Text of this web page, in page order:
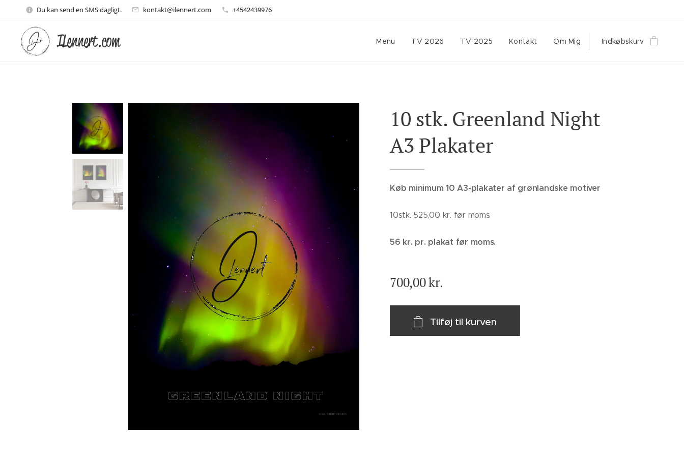
Du kan send en SMS dagligt. kontakt@ilennert.com +4542439976
ILennert.com Menu TV 2026 TV 2025 Kontakt Om Mig Indkøbskurv
10 stk. Greenland Night
A3 Plakater
Køb minimum 10 A3-plakater af grønlandske motiver
10stk. 525,00 kr. før moms
56 kr. pr. plakat før moms.
700,00kr.
Tilføj til kurven